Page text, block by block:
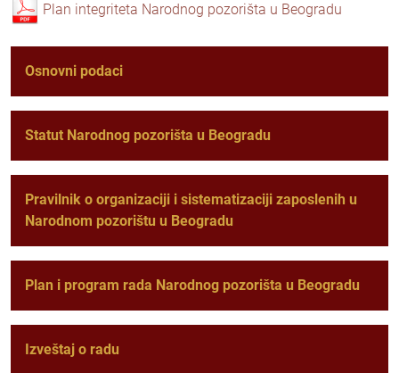
Plan integriteta Narodnog pozorišta u Beogradu
Osnovni podaci
Statut Narodnog pozorišta u Beogradu
Pravilnik o organizaciji i sistematizaciji zaposlenih u
Narodnom pozorištu u Beogradu
Plan i program rada Narodnog pozorišta u Beogradu
Izveštaj o radu